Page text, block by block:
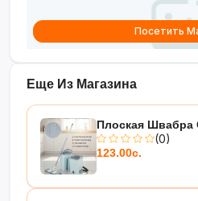
Еще Из Магазина
Плоская Швабра
(0)
123.00с.
Посетить